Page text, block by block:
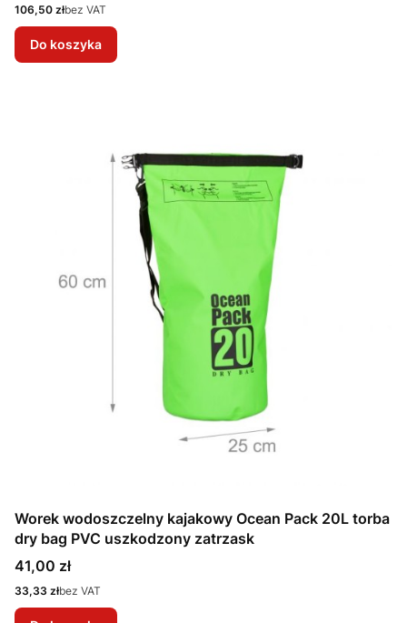
Cena
106,50 złbez VAT
Do koszyka
Worek wodoszczelny kajakowy Ocean Pack 20L torba
dry bag PVC uszkodzony zatrzask
Cena
41,00 zł
Cena
33,33 złbez VAT